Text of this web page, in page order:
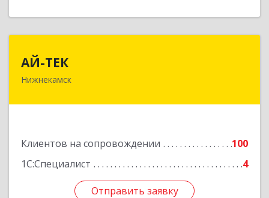
АЙ-ТЕК
Нижнекамск
Клиентов на сопровождении
100
1С:Специалист
4
Отправить заявку
423570, Татарстан Респ, Нижнекамский р-н,
Подробнее
Отправить заявку